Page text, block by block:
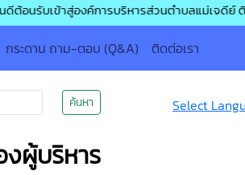
าสู่องค์การบริหารส่วนตำบลแม่เจดีย์ ติดต่อสอบถ
กระดาน ถาม-ตอบ (Q&A) ติดต่อเรา
ค้นหา Select
ผู้บริหาร